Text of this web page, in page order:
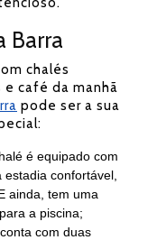
Barra
chalés
café da manhã
pode ser a sua
é equipado com
confortável,
ainda, tem uma
a piscina;
com duas